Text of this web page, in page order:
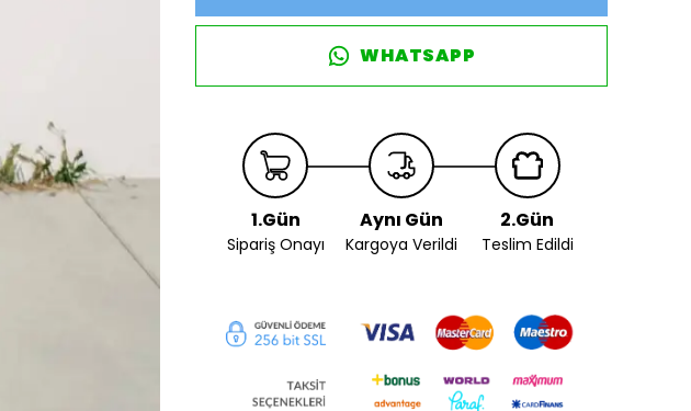
WHATSAPP
1.Gün
Sipariş Onayı
Aynı Gün
Kargoya Verildi
2.Gün
Teslim Edildi